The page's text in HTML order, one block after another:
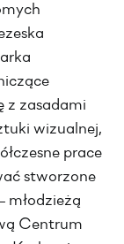
z zasadami
wizualnej,
prace
stworzone
młodzieżą
Centrum